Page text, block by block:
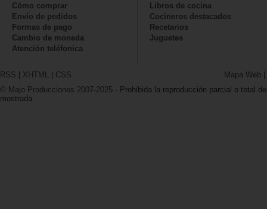
Cómo comprar
Envío de pedidos
Formas de pago
Cambio de moneda
Atención teléfonica
Libros de cocina
Cocineros destacados
Recetarios
Juguetes
RSS | XHTML | CSS Mapa Web |
© Majo Producciones 2007-2025 - Prohibida la reproducción parcial o total
mostrada